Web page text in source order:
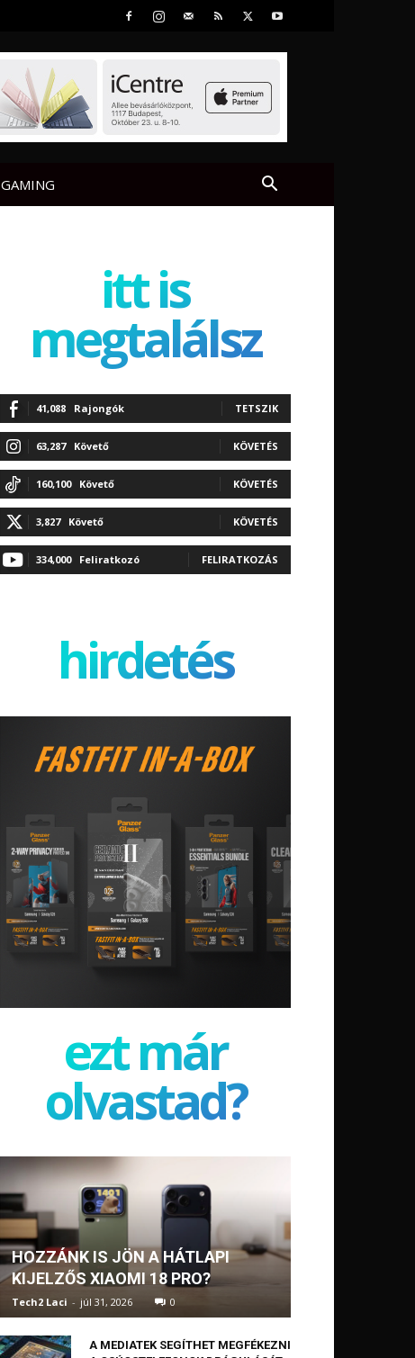
GAMING
itt is
megtalálsz
41,088 Rajongók TETSZIK
63,287 Követő KÖVETÉS
160,100 Követő KÖVETÉS
3,827 Követő KÖVETÉS
334,000 Feliratkozó FELIRATKOZÁS
hirdetés
ezt már
olvastad?
HOZZÁNK IS JÖN A HÁTLAPI
KIJELZŐS XIAOMI 18 PRO?
Tech2 Laci - júl 31, 2026 0
A MEDIATEK SEGÍTHET MEGFÉKEZNI